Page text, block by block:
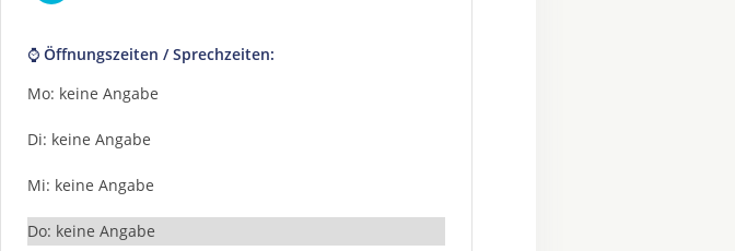
⌚ Öffnungszeiten / Sprechzeiten:
Mo: keine Angabe
Di: keine Angabe
Mi: keine Angabe
Do: keine Angabe